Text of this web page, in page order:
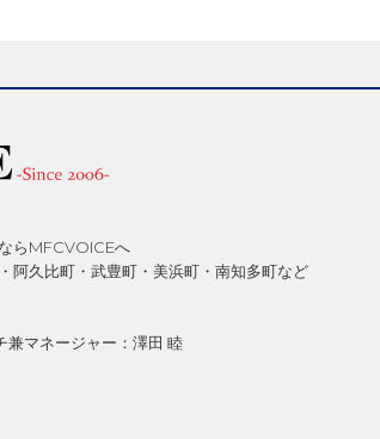
らMFCVOICEへ
阿久比町・武豊町・美浜町・南知多町など
マネージャー：澤田 睦